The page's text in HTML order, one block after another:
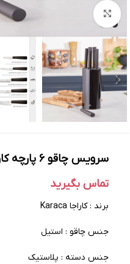
بزرگنمایی تصویر
سرویس چاقو ۶ پارچه کاراجا Oscar مشکی
تماس بگیرید
برند : کاراجا Karaca
جنس چاقو : استیل
جنس دسته : پلاستیک